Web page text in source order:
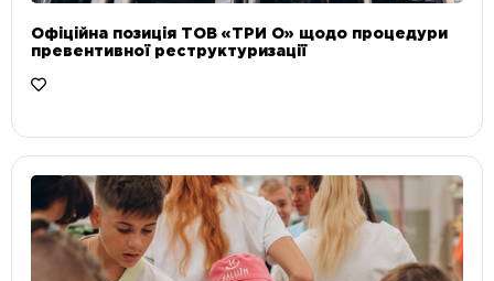
Офіційна позиція ТОВ «ТРИ О» щодо процедури
превентивної реструктуризації